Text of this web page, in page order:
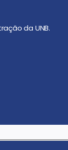
da UNB.